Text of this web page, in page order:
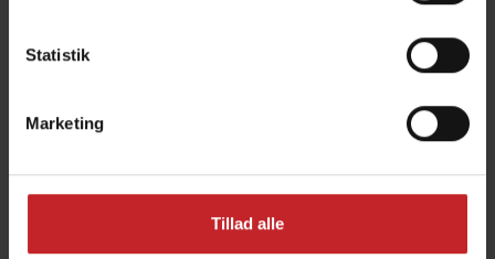
Statistik
Marketing
Tillad alle